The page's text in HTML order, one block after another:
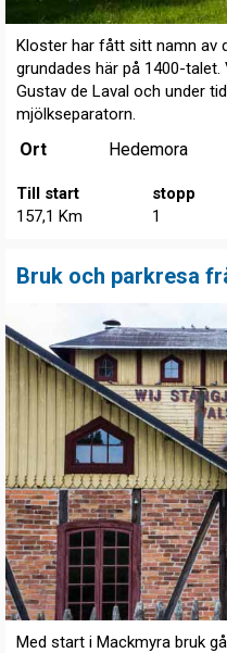
Kloster har fått sitt namn av
grundades här på 1400-
Gustav de Laval och under
mjölkseparatorn.
Ort Hedemora
Till start
157,1 Km
stopp
1
Bruk och parkresa
Med start i Mackmyra bruk